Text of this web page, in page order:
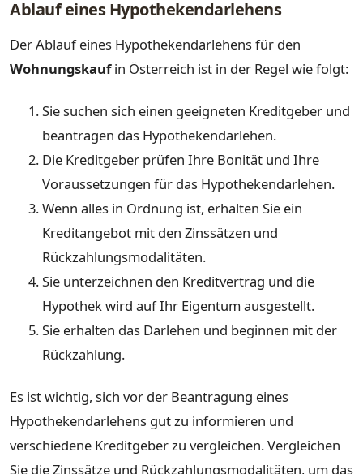
Ablauf eines Hypothekendarlehens
Der Ablauf eines Hypothekendarlehens für den
Wohnungskaufin Österreich ist in der Regel wie folgt:
Sie suchen sich einen geeigneten Kreditgeber und
beantragen das Hypothekendarlehen.
Die Kreditgeber prüfen Ihre Bonität und Ihre
Voraussetzungen für das Hypothekendarlehen.
Wenn alles in Ordnung ist, erhalten Sie ein
Kreditangebot mit den Zinssätzen und
Rückzahlungsmodalitäten.
Sie unterzeichnen den Kreditvertrag und die
Hypothek wird auf Ihr Eigentum ausgestellt.
Sie erhalten das Darlehen und beginnen mit der
Rückzahlung.
Es ist wichtig, sich vor der Beantragung eines
Hypothekendarlehens gut zu informieren und
verschiedene Kreditgeber zu vergleichen. Vergleichen
Sie die Zinssätze und Rückzahlungsmodalitäten, um das